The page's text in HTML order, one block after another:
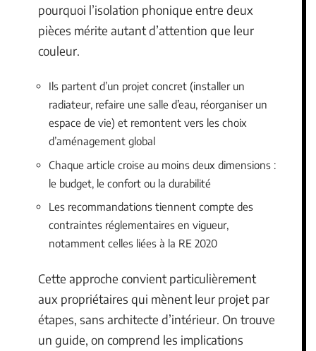
pourquoi l’isolation phonique entre deux
pièces mérite autant d’attention que leur
couleur.
Ils partent d’un projet concret (installer un
radiateur, refaire une salle d’eau, réorganiser un
espace de vie) et remontent vers les choix
d’aménagement global
Chaque article croise au moins deux dimensions :
le budget, le confort ou la durabilité
Les recommandations tiennent compte des
contraintes réglementaires en vigueur,
notamment celles liées à la RE 2020
Cette approche convient particulièrement
aux propriétaires qui mènent leur projet par
étapes, sans architecte d’intérieur. On trouve
un guide, on comprend les implications